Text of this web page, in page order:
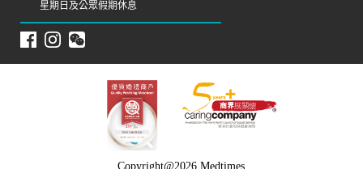
星期日及公眾假期休息
Copyright@2026 Medtimes